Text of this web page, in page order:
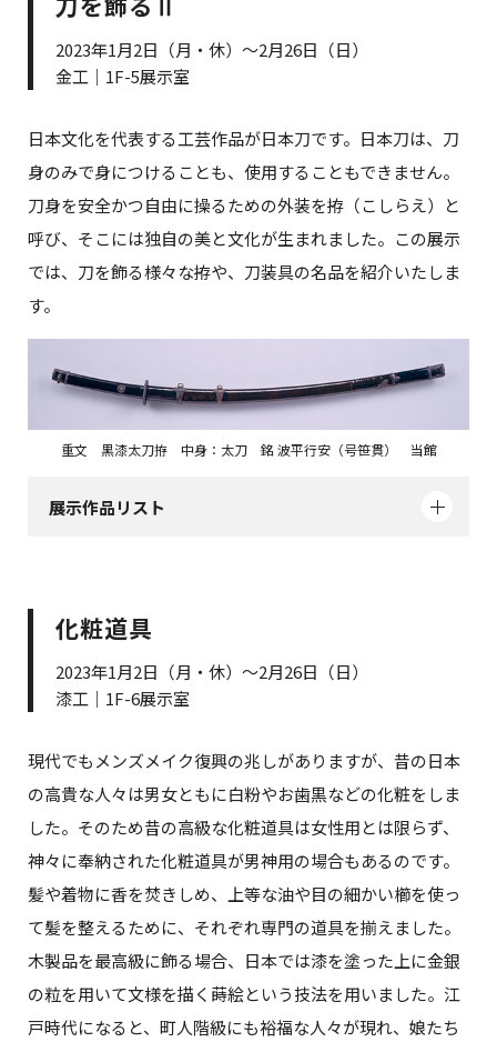
2023年1月2日（月・休）～2月26日（日）
金工｜1F-5展示室
日本文化を代表する工芸作品が日本刀です。日本刀は、刀
身のみで身につけることも、使用することもできません。
刀身を安全かつ自由に操るための外装を拵（こしらえ）と
呼び、そこには独自の美と文化が生まれました。この展示
では、刀を飾る様々な拵や、刀装具の名品を紹介いたしま
す。
重文 黒漆太刀拵 中身：太刀 銘 波平行安（号笹貫） 当館
展示作品リスト
化粧道具
2023年1月2日（月・休）～2月26日（日）
漆工｜1F-6展示室
現代でもメンズメイク復興の兆しがありますが、昔の日本
の高貴な人々は男女ともに白粉やお歯黒などの化粧をしま
した。そのため昔の高級な化粧道具は女性用とは限らず、
神々に奉納された化粧道具が男神用の場合もあるのです。
髪や着物に香を焚きしめ、上等な油や目の細かい櫛を使っ
て髪を整えるために、それぞれ専門の道具を揃えました。
木製品を最高級に飾る場合、日本では漆を塗った上に金銀
の粒を用いて文様を描く蒔絵という技法を用いました。江
戸時代になると、町人階級にも裕福な人々が現れ、娘たち